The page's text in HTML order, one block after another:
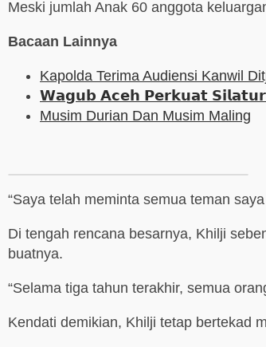
Meski jumlah Anak 60 anggota
Bacaan Lainnya
Kapolda Terima Audiensi Kanwil
𝗪𝗮𝗴𝘂𝗯 𝗔𝗰𝗲𝗵 𝗣𝗲𝗿𝗸𝘂𝗮𝘁
Musim Durian Dan Musim Maling
“Saya telah meminta semua teman
Di tengah rencana besarnya, Khilji
buatnya.
“Selama tiga tahun terakhir, semua
Kendati demikian, Khilji tetap bertekad